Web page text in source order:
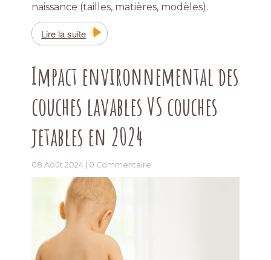
naissance (tailles, matières, modèles).
Lire la suite
Impact environnemental des
couches lavables VS couches
jetables en 2024
08 Août 2024 | 0 Commentaire